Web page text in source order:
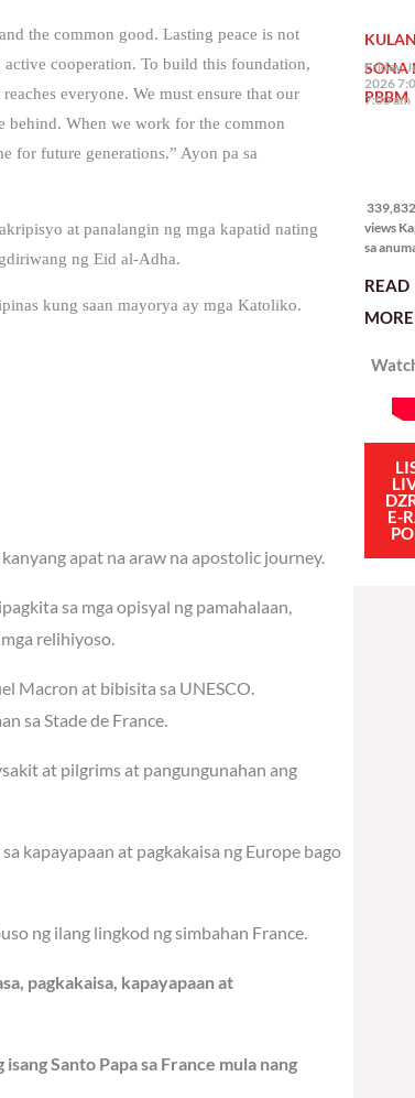
the common good. Lasting peace is not
cooperation. To build this foundation,
everyone. We must ensure that our
behind. When we work for the common
for future generations.” Ayon pa sa
at panalangin ng mga kapatid nating
ng Eid al-Adha.
kung saan mayorya ay mga Katoliko.
apat na araw na apostolic journey.
sa mga opisyal ng pamahalaan,
relihiyoso.
Macron at bibisita sa UNESCO.
sa Stade de France.
at pilgrims at pangungunahan ang
kapayapaan at pagkakaisa ng Europe bago
ng ilang lingkod ng simbahan France.
pagkakaisa, kapayapaan at
Santo Papa sa France mula nang
Marcos
SONA
PBBM
Friday,
2026
7:00 am
views
sa
planong
sadyang
itong
kulang.
ibig
READ
MORE
E-